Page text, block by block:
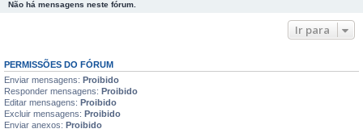
Não há mensagens neste fórum.
Ir para
PERMISSÕES DO FÓRUM
Enviar mensagens: Proibido
Responder mensagens: Proibido
Editar mensagens: Proibido
Excluir mensagens: Proibido
Enviar anexos: Proibido